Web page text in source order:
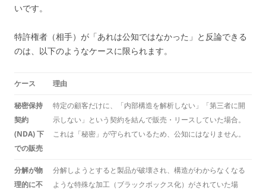
いです。
特許権者（相手）が「あれは公知ではなかった」と反論できる
のは、以下のようなケースに限られます。
ケース 理由
秘密保持
契約
(NDA) 下
での販売
特定の顧客だけに、「内部構造を解析しない」「第三者に開
示しない」という契約を結んで販売・リースしていた場合。
これは「秘密」が守られているため、公知にはなりません。
分解が物
理的に不
分解しようとすると製品が破壊され、構造がわからなくなる
ような特殊な加工（ブラックボックス化）がされていた場